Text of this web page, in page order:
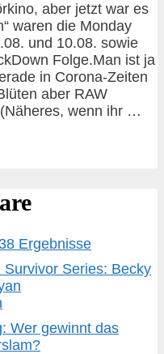
aber jetzt war es
waren die Monday
und 10.08. sowie
Folge.Man ist ja
in Corona-Zeiten
aber RAW
wenn ihr …
Ergebnisse
Survivor Series: Becky
Wer gewinnt das